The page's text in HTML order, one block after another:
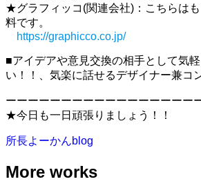
★グラフィッコ(関連会社)：こちらは
料です。
https://graphicco.co.jp/
■アイデアや意見交換の相手として気
い！！、気楽に話せるデザイナー兼コ
ーーーーーーーーーーーーーーーーー
★今日も一日頑張りましょう！！
所長よーかんblog
More works